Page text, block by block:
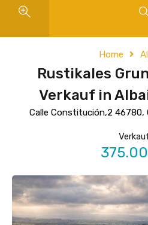
Home
Rustikales
Verkauf in
Calle Constitución,2 46780,